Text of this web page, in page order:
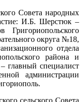
Совета народных
И.Б. Шерстюк –
Григориопольского
округа №18,
отдела
района и
главный специалист
администрации
сельского Совета